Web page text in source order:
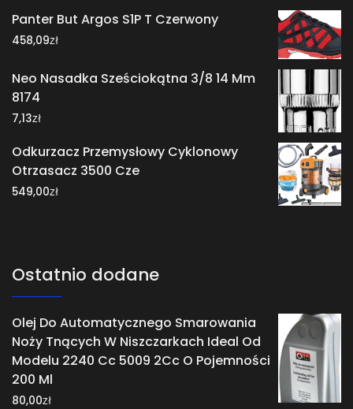
Panter But Argos S1P T Czerwony
458,09zł
Neo Nasadka Sześciokątna 3/8 14 Mm
8174
7,13zł
Odkurzacz Przemysłowy Cyklonowy
Otrzasacz 3500 Cze
549,00zł
Ostatnio dodane
Olej Do Automatycznego Smarowania
Noży Tnących W Niszczarkach Ideal Od
Modelu 2240 Cc 5009 2Cc O Pojemności
200 Ml
80,00zł